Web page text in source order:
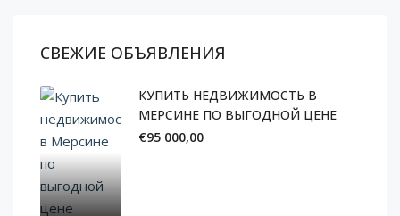
СВЕЖИЕ ОБЪЯВЛЕНИЯ
КУПИТЬ НЕДВИЖИМОСТЬ В
МЕРСИНЕ ПО ВЫГОДНОЙ ЦЕНЕ
€95 000,00